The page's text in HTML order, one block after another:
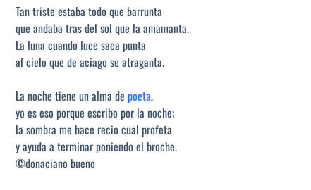
Tan triste estaba todo que barrunta
que andaba tras del sol que la amamanta.
La luna cuando luce saca punta
al cielo que de aciago se atraganta.
La noche tiene un alma de poeta,
yo es eso porque escribo por la noche;
la sombra me hace recio cual profeta
y ayuda a terminar poniendo el broche.
©donaciano bueno